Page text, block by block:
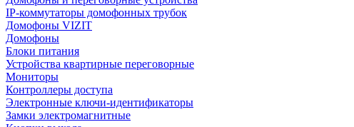
IP-коммутаторы домофонных трубок
Домофоны VIZIT
Домофоны
Блоки питания
Устройства квартирные переговорные
Мониторы
Контроллеры доступа
Электронные ключи-идентификаторы
Замки электромагнитные